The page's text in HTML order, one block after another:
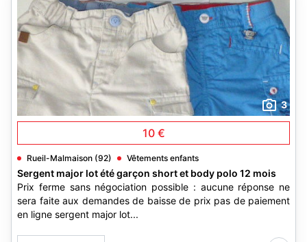
3
10 €
Rueil-Malmaison (92) Vêtements enfants
Sergent major lot été garçon short et body polo 12 mois
Prix ferme sans négociation possible : aucune réponse ne
sera faite aux demandes de baisse de prix pas de paiement
en ligne sergent major lot...